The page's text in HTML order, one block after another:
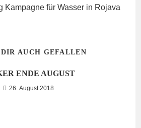
Kampagne für Wasser in Rojava
AUCH GEFALLEN
ENDE AUGUST
26. August 2018